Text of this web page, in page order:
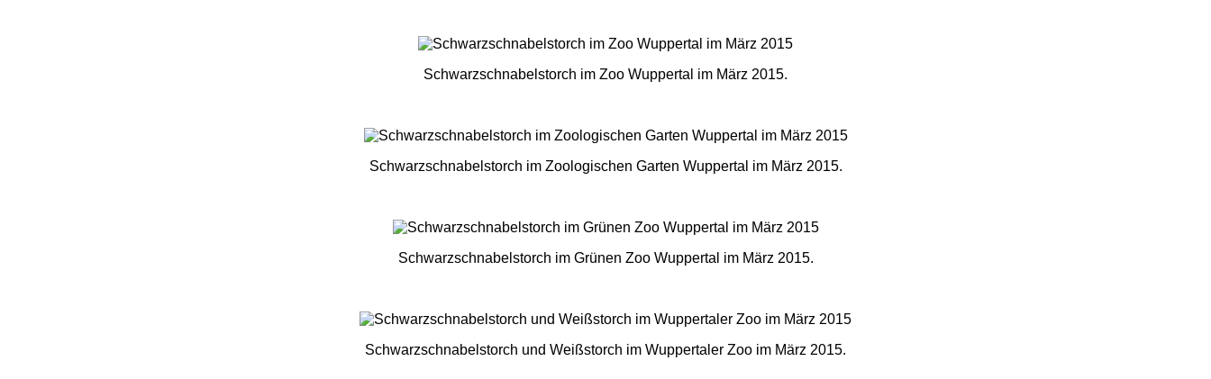
Schwarzschnabelstorch im Zoo Wuppertal im März 2015.
Schwarzschnabelstorch im Zoologischen Garten Wuppertal im März 2015.
Schwarzschnabelstorch im Grünen Zoo Wuppertal im März 2015.
Schwarzschnabelstorch und Weißstorch im Wuppertaler Zoo im März 2015.